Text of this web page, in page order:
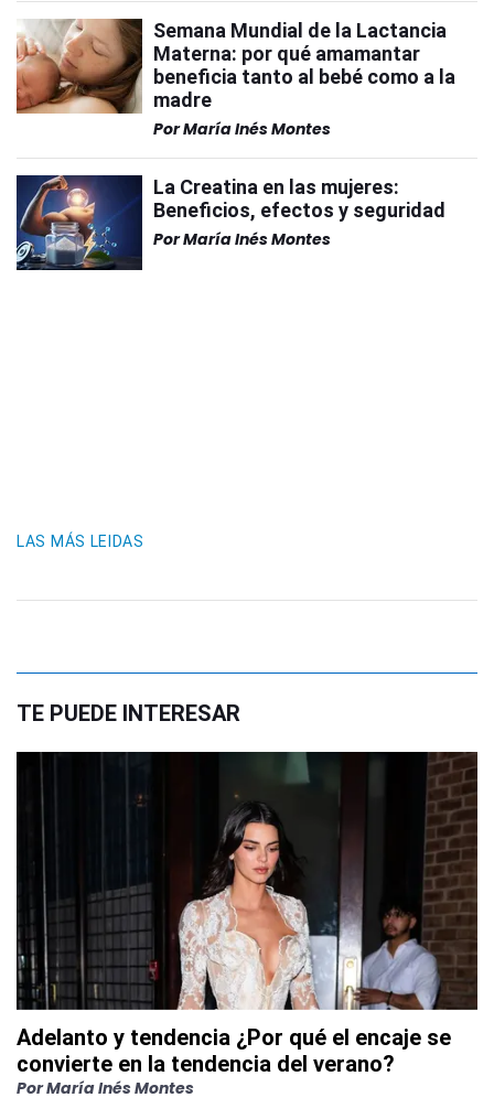
Semana Mundial de la Lactancia
Materna: por qué amamantar
beneficia tanto al bebé como a la
madre
PorMaría Inés Montes
La Creatina en las mujeres:
Beneficios, efectos y seguridad
PorMaría Inés Montes
LAS MÁS LEIDAS
TE PUEDE INTERESAR
Adelanto y tendencia ¿Por qué el encaje se
convierte en la tendencia del verano?
PorMaría Inés Montes